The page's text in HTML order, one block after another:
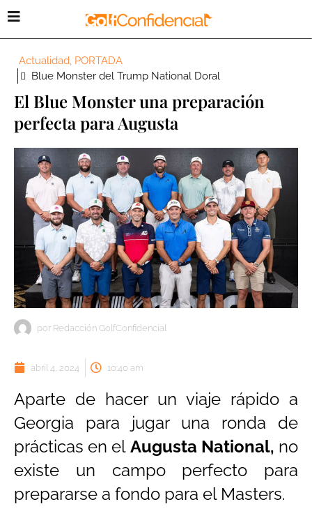
Actualidad, PORTADA
Blue Monster del Trump National Doral
El Blue Monster una preparación
perfecta para Augusta
por Redacción GolfConfidencial
abril 4, 2024 10:40 am
Aparte de hacer un viaje rápido a
Georgia para jugar una ronda de
prácticas en el Augusta National, no
existe un campo perfecto para
prepararse a fondo para el Masters.